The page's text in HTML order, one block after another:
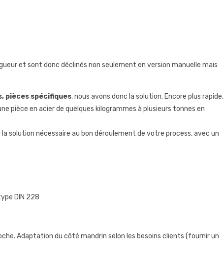
et sont donc déclinés non seulement en version manuelle mais
pièces spécifiques, nous avons donc la solution. Encore plus rapide,
pièce en acier de quelques kilogrammes à plusieurs tonnes en
solution nécessaire au bon déroulement de votre process, avec un
DIN 228
Adaptation du côté mandrin selon les besoins clients (fournir un